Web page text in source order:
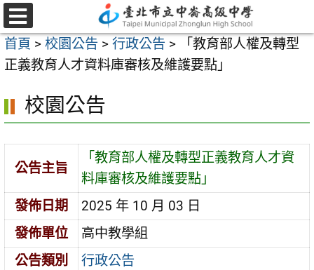
跳
至
主
要
容
選
單
首頁 > 校園公告 > 行政公告 >
「教育部人權及轉型
正義教育人才資料庫審核及維護要點」
校園公告
公告主旨
「教育部人權及轉型正義教育人才資
料庫審核及維護要點」
發佈日期
2025 年 10 月 03 日
發佈單位
高中教學組
公告類別
行政公告